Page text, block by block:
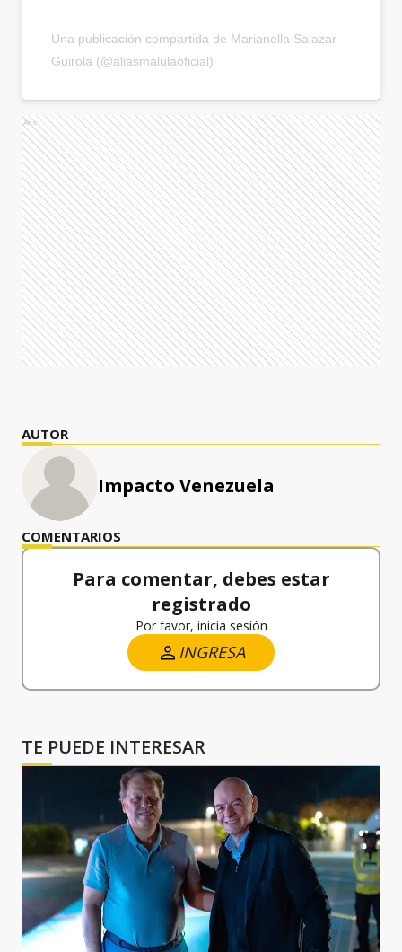
Una publicación compartida de Marianella Salazar
Guirola (@aliasmalulaoficial)
Ads
AUTOR
Impacto Venezuela
COMENTARIOS
Para comentar, debes estar
registrado
Por favor, inicia sesión
INGRESA
TE PUEDE INTERESAR